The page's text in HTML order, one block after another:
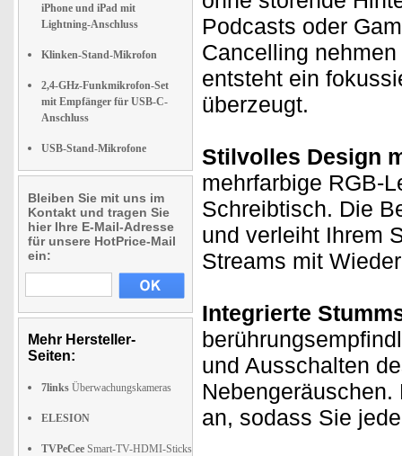
iPhone und iPad mit
Lightning-Anschluss
Klinken-Stand-Mikrofon
2,4-GHz-Funkmikrofon-Set
mit Empfänger für USB-C-
Anschluss
USB-Stand-Mikrofone
Bleiben Sie mit uns im
Kontakt und tragen Sie
hier Ihre E-Mail-Adresse
für unsere HotPrice-Mail
ein:
Mehr Hersteller-
Seiten:
7links Überwachungskameras
ELESION
TVPeCee Smart-TV-HDMI-Sticks
Podcasts oder
Cancelling
entsteht ein
überzeugt.
Stilvolles Design
mehrfarbige RGB-
Schreibtisch. Die
und verleiht Ihrem
Streams mit
Integrierte
und Ausschalten
an, sodass Sie